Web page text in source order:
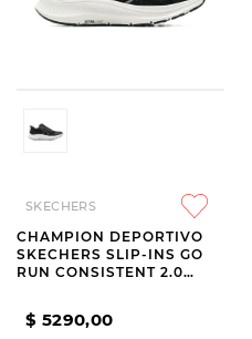
SKECHERS
CHAMPION DEPORTIVO
SKECHERS SLIP-INS GO
RUN CONSISTENT 2.0
$ 5290,00